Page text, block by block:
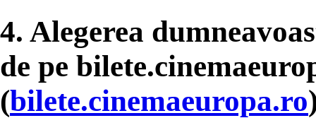
4. Alegerea
de pe
(bilete.cinemaeuropa.ro